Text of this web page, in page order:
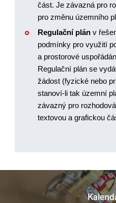
část. Je závazná pro
pro změnu územního
Regulační plán v
podmínky pro využití
a prostorové
Regulační plán se
žádost (fyzické nebo
stanoví-li tak územní
závazný pro
textovou a grafickou